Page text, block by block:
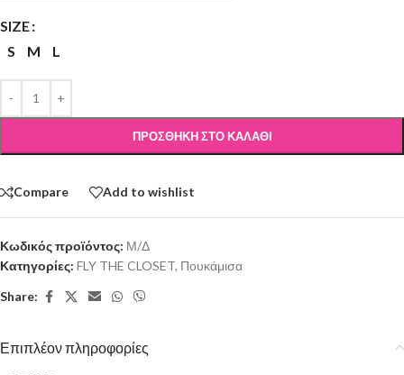
SIZE
S
M L
ΠΡΟΣΘΉΚΗ ΣΤΟ ΚΑΛΆΘΙ
Compare Add to wishlist
Κωδικός προϊόντος: Μ/Δ
Κατηγορίες: FLY THE CLOSET, Πουκάμισα
Share:
Επιπλέον πληροφορίες